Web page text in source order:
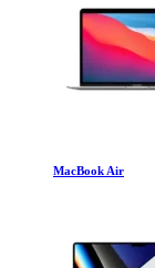
MacBook Air